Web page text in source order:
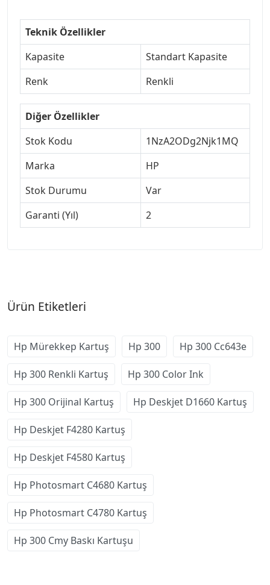
Teknik Özellikler
Kapasite
Standart Kapasite
Renk
Renkli
Diğer Özellikler
Stok Kodu
1NzA2ODg2Njk1MQ
Marka
HP
Stok Durumu
Var
Garanti (Yıl)
2
Ürün Etiketleri
Hp Mürekkep Kartuş Hp 300 Hp 300 Cc643e
Hp 300 Renkli Kartuş Hp 300 Color Ink
Hp 300 Orijinal Kartuş Hp Deskjet D1660 Kartuş
Hp Deskjet F4280 Kartuş
Hp Deskjet F4580 Kartuş
Hp Photosmart C4680 Kartuş
Hp Photosmart C4780 Kartuş
Hp 300 Cmy Baskı Kartuşu